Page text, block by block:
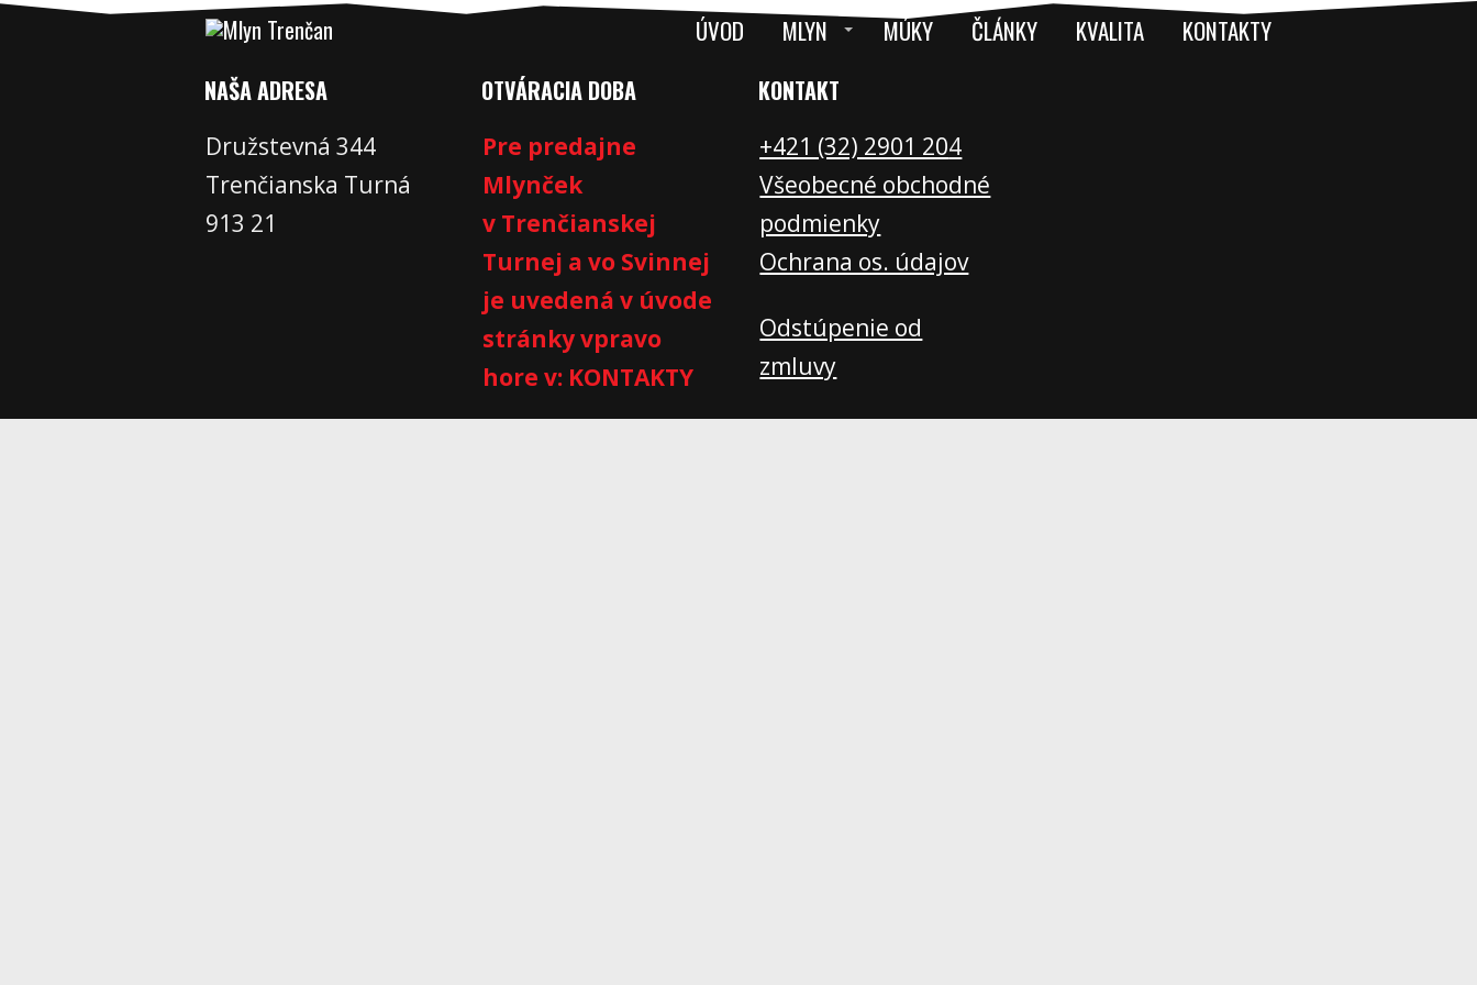
ÚVOD MLYN MÚKY ČLÁNKY KVALITA KONTAKTY
NAŠA ADRESA
Družstevná 344
Trenčianska Turná
913 21
OTVÁRACIA DOBA
Pre predajne
Mlynček
v Trenčianskej
Turnej a vo Svinnej
je uvedená v úvode
stránky vpravo
hore v: KONTAKTY
KONTAKT
+421 (32) 2901 204
Všeobecné obchodné
podmienky
Ochrana os. údajov
Odstúpenie od
zmluvy